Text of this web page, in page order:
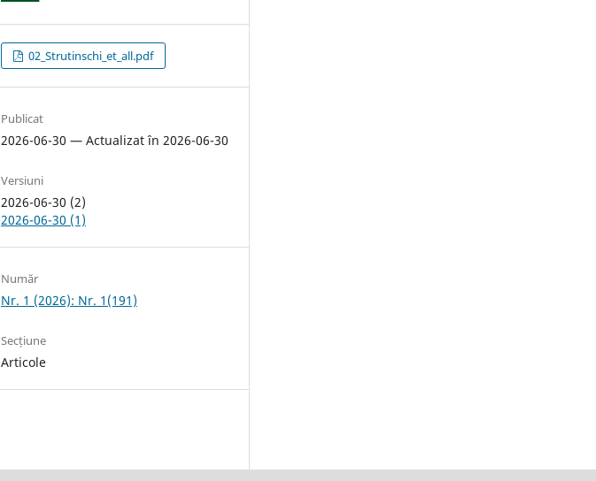
02_Strutinschi_et_all.pdf
Publicat
2026-06-30 — Actualizat în 2026-06-30
Versiuni
2026-06-30 (2)
2026-06-30 (1)
Număr
Nr. 1 (2026): Nr. 1(191)
Secțiune
Articole